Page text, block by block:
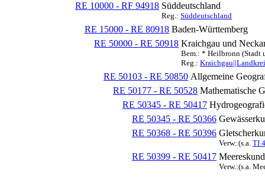
RE 10000 - RF 94918 Süddeutschland
Reg.: Süddeutschland
RE 15000 - RE 80918 Baden-Württemberg
RE 50000 - RE 50918 Kraichgau und
Bem.: * Heilbronn (Stadt
Reg.:
RE 50103 - RE 50850 Allgemeine
RE 50177 - RE 50528 Mathematische
RE 50345 - RE 50417
RE 50345 - RE 50366
RE 50368 - RE 50396
Verw.:(s.a. TI
RE 50399 - RE 50417
Verw.:(s.a.